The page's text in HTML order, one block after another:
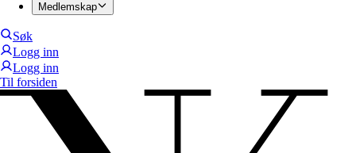
Medlemskap
Søk
Logg inn
Logg inn
Til forsiden